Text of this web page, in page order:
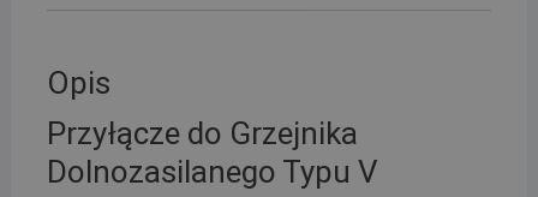
Opis
Przyłącze do Grzejnika
Dolnozasilanego Typu V